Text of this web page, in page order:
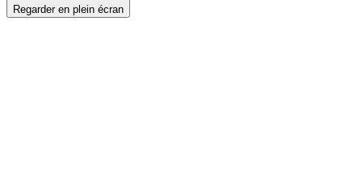
Regarder en plein écran